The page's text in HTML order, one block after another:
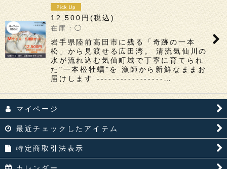
12,500 円 (税込)
◯
岩手県陸前高田市に残る「奇跡の一本
松」から見渡せる広田湾。 清流気仙川の
水が流れ込む気仙町域で丁寧に育てられ
た"一本松牡蠣"を 漁師から新鮮なままお
届けします -----------------…
マイページ
最近チェックしたアイテム
特定商取引法表示